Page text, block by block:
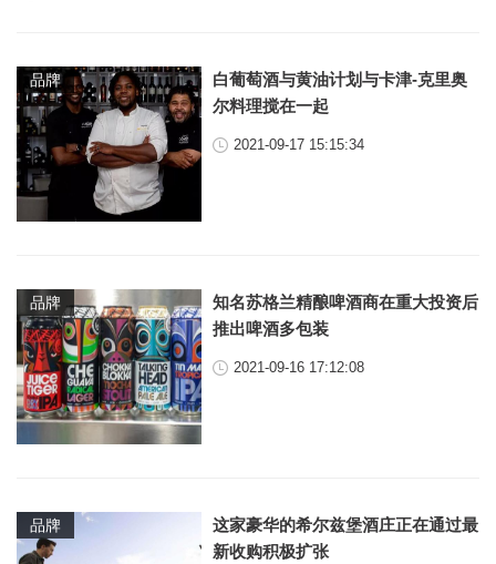
品牌
白葡萄酒与黄油计划与卡津-克里奥
尔料理搅在一起
2021-09-17 15:15:34
品牌
知名苏格兰精酿啤酒商在重大投资后
推出啤酒多包装
2021-09-16 17:12:08
品牌
这家豪华的希尔兹堡酒庄正在通过最
新收购积极扩张